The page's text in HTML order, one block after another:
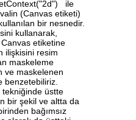
ile
(Canvas etiketi)
bir nesnedir.
kullanarak,
etiketine
ilişkisini resim
maskeleme
ve maskelenen
benzetebiliriz.
tekniğinde üstte
bir şekil ve altta da
bağımsız